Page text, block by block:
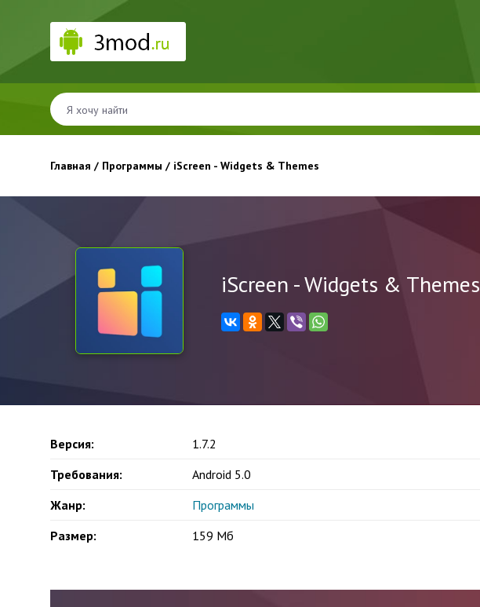
Главная / Программы / iScreen - Widgets & Themes
iScreen - Widgets & Themes
Версия:
1.7.2
Требования:
Android 5.0
Жанр:
Программы
Размер:
159 Мб